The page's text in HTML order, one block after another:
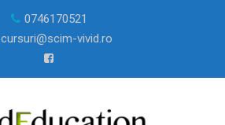
0746170521
cursuri@scim-vivid.ro